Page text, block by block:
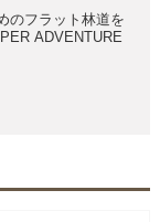
のフラット林道を
ADVENTURE